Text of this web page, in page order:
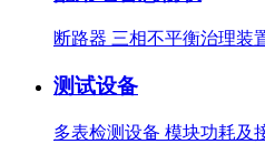
断路器 三相不平衡治理装
测试设备
多表检测设备 模块功耗及